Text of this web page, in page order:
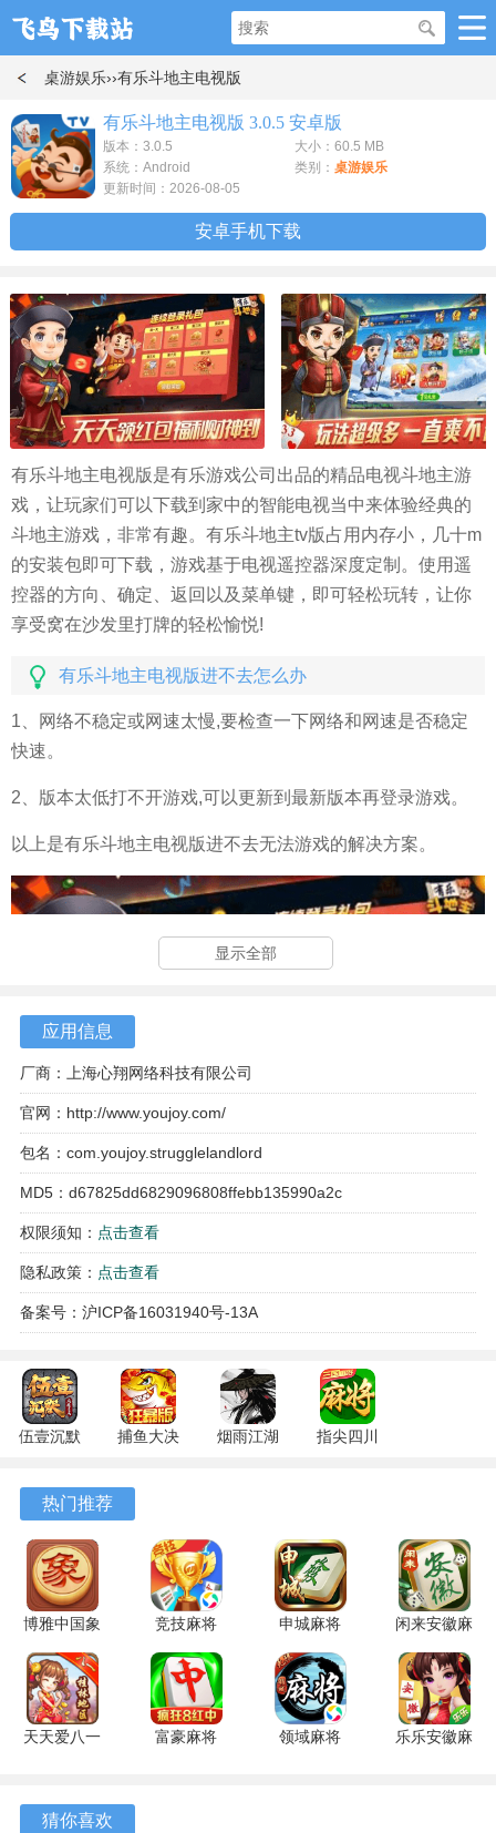
桌游娱乐››有乐斗地主电视版
有乐斗地主电视版 3.0.5 安卓版
版本：3.0.5
大小：60.5 MB
系统：Android
类别： 桌游娱乐
更新时间：2026-08-05
安卓手机下载
有乐斗地主电视版是有乐游戏公司出品的精品电视斗地主游
戏，让玩家们可以下载到家中的智能电视当中来体验经典的
斗地主游戏，非常有趣。有乐斗地主tv版占用内存小，几十m
的安装包即可下载，游戏基于电视遥控器深度定制。使用遥
控器的方向、确定、返回以及菜单键，即可轻松玩转，让你
享受窝在沙发里打牌的轻松愉悦!
有乐斗地主电视版进不去怎么办
1、网络不稳定或网速太慢,要检查一下网络和网速是否稳定
快速。
2、版本太低打不开游戏,可以更新到最新版本再登录游戏。
以上是有乐斗地主电视版进不去无法游戏的解决方案。
有乐斗地主电视版游戏亮点
1、 精心制作：有乐斗地主电视版由专业团队倾力打造，保
证了高质量的游戏画面和音效。
2、 少占内存：该游戏仅占用几十M的内存，下载安装方便快
捷。
3、 适配电视遥控器：有乐斗地主电视版基于电视遥控器深
度定制，利用方向、确定、返回以及菜单键等按键进行操
作。
4、 轻松操作：使用遥控器进行操作简单易懂，让你轻松愉
悦地享受窝在沙发里打牌的感觉。
有乐斗地主电视版兑换码2024
YLDDZ666
YLDDZ888
DDZ123
有乐斗地主兑换码有时间限制，请及时兑换领取！
有乐斗地主电视版游戏特色
显示全部
应用信息
厂商：上海心翔网络科技有限公司
官网： http://www.youjoy.com/
包名：com.youjoy.strugglelandlord
MD5：d67825dd6829096808ffebb135990a2c
权限须知： 点击查看
隐私政策： 点击查看
备案号：沪ICP备16031940号-13A
伍壹沉默
安卓版
捕鱼大决
122.7.291
烟雨江湖
指尖四川
热门推荐
博雅中国象
棋 4.3.1 安
卓版
竞技麻将
1.20 安卓
版
申城麻将
1.0.5 安卓
版
闲来安徽麻
将 201.0.7
官方版
天天爱八一
富豪麻将
领域麻将
乐乐安徽麻
猜你喜欢